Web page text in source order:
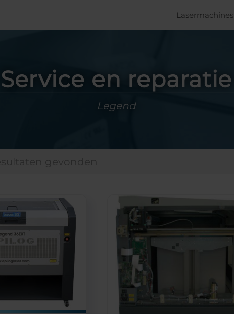
Lasermachines
Service en reparatie
Legend